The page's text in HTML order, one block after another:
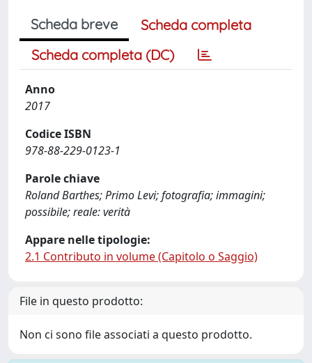
Scheda breve
Scheda completa
Scheda completa (DC)
Anno
2017
Codice ISBN
978-88-229-0123-1
Parole chiave
Roland Barthes; Primo Levi; fotografia; immagini;
possibile; reale: verità
Appare nelle tipologie:
2.1 Contributo in volume (Capitolo o Saggio)
File in questo prodotto:
Non ci sono file associati a questo prodotto.